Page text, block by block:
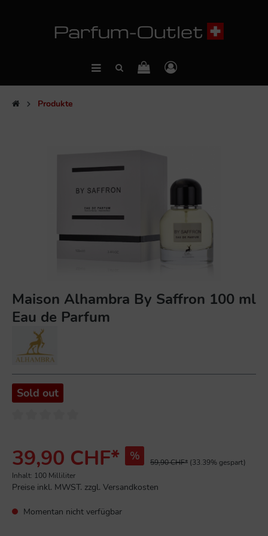
Produkte
Maison Alhambra By Saffron 100 ml
Eau de Parfum
Sold out
39,90 CHF* % 59,90 CHF* (33.39% gespart)
Inhalt: 100 Milliliter
Preise inkl. MWST. zzgl. Versandkosten
Momentan nicht verfügbar